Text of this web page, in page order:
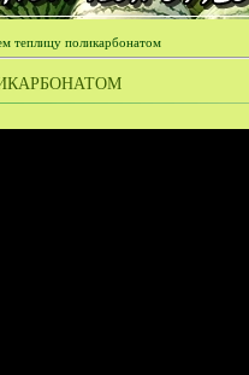
теплицу поликарбонатом